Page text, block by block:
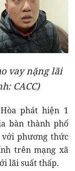
vay nặng lãi
CACC)
phát hiện 1
bàn thành phố
với phương thức
trên mạng xã
lãi suất thấp.